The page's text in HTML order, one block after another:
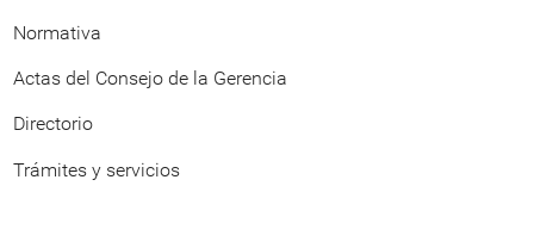
Normativa
Actas del Consejo de la Gerencia
Directorio
Trámites y servicios